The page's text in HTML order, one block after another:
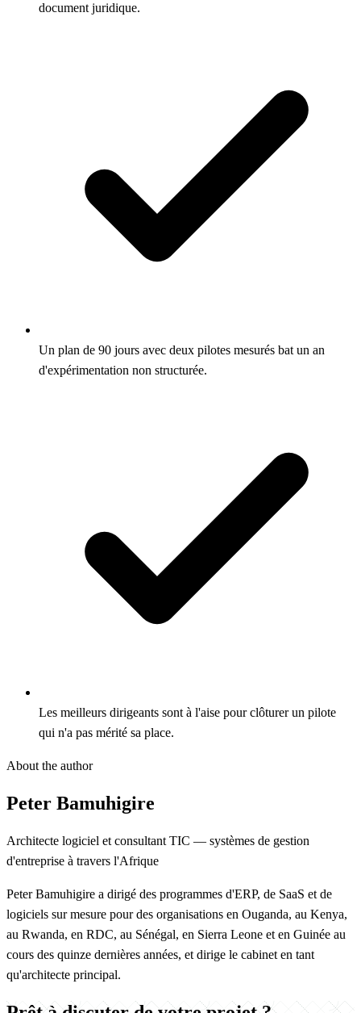
document juridique.
Un plan de 90 jours avec deux pilotes mesurés bat un an
d'expérimentation non structurée.
Les meilleurs dirigeants sont à l'aise pour clôturer un pilote
qui n'a pas mérité sa place.
About the author
Peter Bamuhigire
Architecte logiciel et consultant TIC — systèmes de gestion
d'entreprise à travers l'Afrique
Peter Bamuhigire a dirigé des programmes d'ERP, de SaaS et de
logiciels sur mesure pour des organisations en Ouganda, au Kenya,
au Rwanda, en RDC, au Sénégal, en Sierra Leone et en Guinée au
cours des quinze dernières années, et dirige le cabinet en tant
qu'architecte principal.